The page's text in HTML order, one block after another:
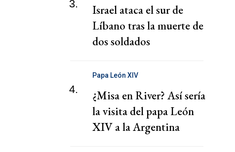
3.
Israel ataca el sur de
Líbano tras la muerte de
dos soldados
4.
Papa León XIV
¿Misa en River? Así sería
la visita del papa León
XIV a la Argentina